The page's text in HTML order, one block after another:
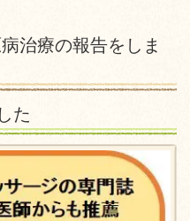
治療の報告をしま
た